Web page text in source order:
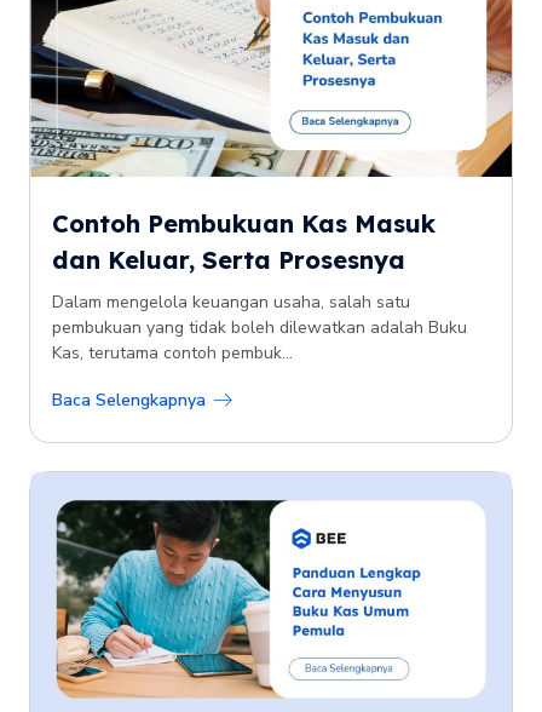
Contoh Pembukuan Kas Masuk
dan Keluar, Serta Prosesnya
Dalam mengelola keuangan usaha, salah satu
pembukuan yang tidak boleh dilewatkan adalah Buku
Kas, terutama contoh pembuk...
Baca Selengkapnya